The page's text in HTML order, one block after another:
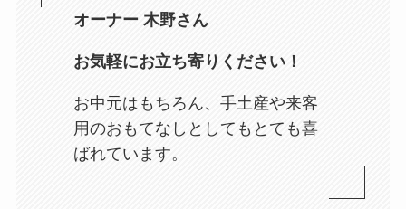
オーナー 木野さん
お気軽にお立ち寄りください！
お中元はもちろん、手土産や来客
用のおもてなしとしてもとても喜
ばれています。